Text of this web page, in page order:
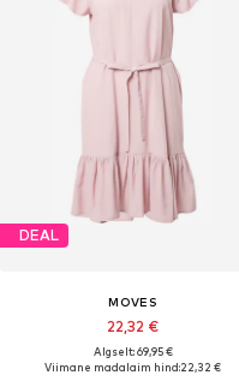
DEAL
MOVES
22,32 €
Algselt: 69,95 €
Viimane madalaim hind:22,32 €